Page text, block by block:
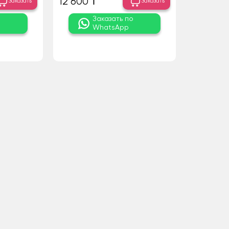
Заказать по
WhatsApp